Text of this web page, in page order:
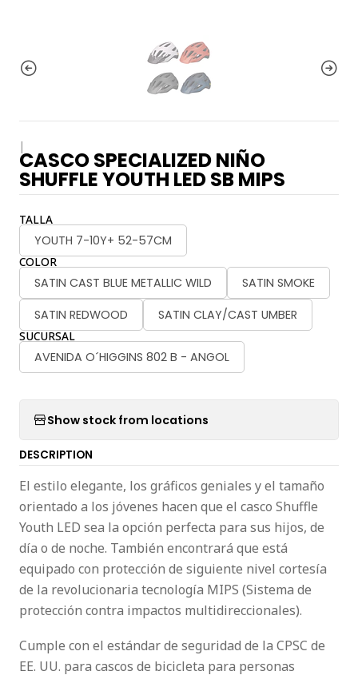
|
CASCO SPECIALIZED NIÑO
SHUFFLE YOUTH LED SB MIPS
TALLA
YOUTH 7-10Y+ 52-57CM
COLOR
SATIN CAST BLUE METALLIC WILD
SATIN SMOKE
SATIN REDWOOD
SATIN CLAY/CAST UMBER
SUCURSAL
AVENIDA O´HIGGINS 802 B - ANGOL
Show stock from locations
DESCRIPTION
El estilo elegante, los gráficos geniales y el tamaño
orientado a los jóvenes hacen que el casco Shuffle
Youth LED sea la opción perfecta para sus hijos, de
día o de noche. También encontrará que está
equipado con protección de siguiente nivel cortesía
de la revolucionaria tecnología MIPS (Sistema de
protección contra impactos multidireccionales).
Cumple con el estándar de seguridad de la CPSC de
EE. UU. para cascos de bicicleta para personas